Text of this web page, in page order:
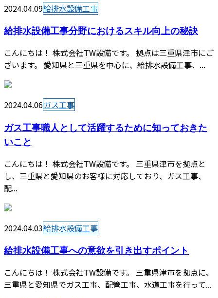
2024.04.09給排水設備工事
給排水設備工事分野におけるスキル向上の秘訣
こんにちは！ 株式会社TW設備です。 拠点は三重県津市にご
ざいます。 愛知県と三重県を中心に、給排水設備工事、...
2024.04.06ガス工事
ガス工事職人として活躍するために知っておきた
いこと
こんにちは！ 株式会社TW設備です。 三重県津市を拠点と
し、三重県と愛知県のお客様に対応しており、ガス工事、
配...
2024.04.03給排水設備工事
給排水設備工事への意欲を引き出すポイント
こんにちは！ 株式会社TW設備です。 三重県津市を拠点に、
三重県と愛知県でガス工事、配管工事、水道工事を行って...